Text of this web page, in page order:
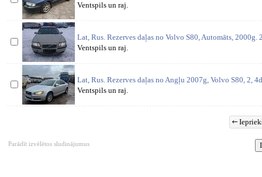
Ventspils un raj.
Lat, Rus. Rezerves daļas no Volvo S80, Automāts, 2000g.
Ventspils un raj.
Lat, Rus. Rezerves daļas no Angļu 2007g, Volvo S80, 2,
Ventspils un raj.
Parādīt izvēlētos sludinājumus